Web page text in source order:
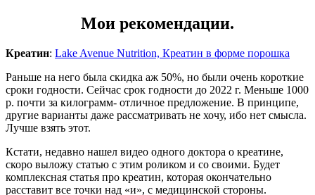
Мои рекомендации.
Креатин: Lake Avenue Nutrition, Креатин в форме порошка
Раньше на него была скидка аж 50%, но были очень короткие
сроки годности. Сейчас срок годности до 2022 г. Меньше 1000
р. почти за килограмм- отличное предложение. В принципе,
другие варианты даже рассматривать не хочу, ибо нет смысла.
Лучше взять этот.
Кстати, недавно нашел видео одного доктора о креатине,
скоро выложу статью с этим роликом и со своими. Будет
комплексная статья про креатин, которая окончательно
расставит все точки над «и», с медицинской стороны.